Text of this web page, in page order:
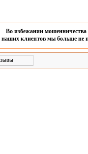
Во избежании мошенничества
наших клиентов мы больше не